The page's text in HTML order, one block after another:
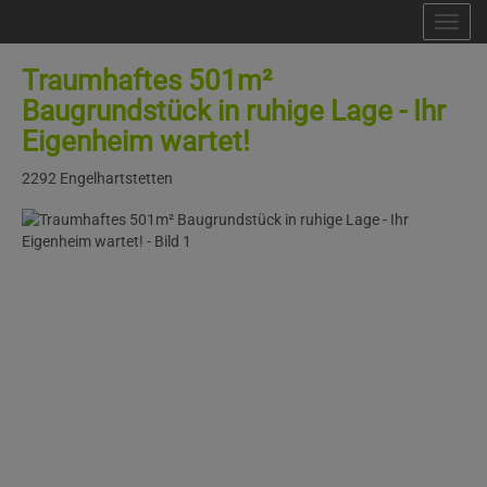
Traumhaftes 501m²
Baugrundstück in ruhige Lage - Ihr
Eigenheim wartet!
2292 Engelhartstetten